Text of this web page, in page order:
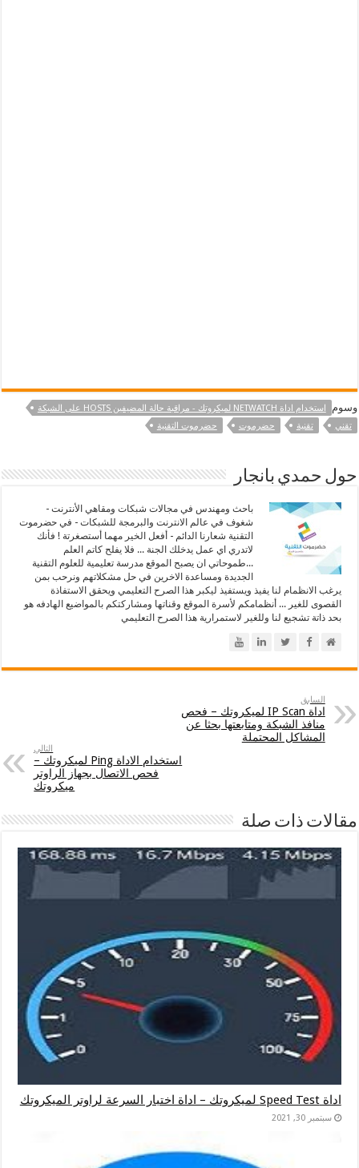
وسوم
استخدام اداة NETWATCH لميكروتك - مراقبة حالة المضيفين HOSTS على الشبكة
تقني
تقنية حضرموت حضرموت التقنية
حول حمدي بانجار
باحث ومهندس في مجالات شبكات ومقاهي الأنترنت -
شغوف في عالم الانترنت والبرمجة للشبكات - في حضرموت
التقنية شعارنا الدائم - أفعل الخير مهما أستصغرتة ! فأنك
لاتدري اي عمل يدخلك الجنة ... فلا يفلح كاتم العلم
...طموحاتي ان يصبح الموقع مدرسة تعليمية للعلوم التقنية
الجديدة ومساعدة الاخرين في حل مشكلاتهم ونرحب بمن
يرغب الانظمام لنا يفيذ ويستفيذ ليكبر هذا الصرح التعليمي ويحقق الاستفاذة
القصوى للغير ... أنظمامكم لأسرة الموقع وقناتها ومشاركتكم بالمواضيع الهادفه هو
بحد ذاتة تشجيع لنا وللغير لاستمرارية هذا الصرح التعليمي
السابق
اداة IP Scan لميكروتك – فحص
منافذ الشبكة ومتابعتها بحثا عن
المشاكل المحتملة
التالي
استخدام الاداة Ping لميكروتك –
فحص الاتصال بجهاز الراوتر
ميكروتك
مقالات ذات صلة
اداة Speed Test لميكروتك – اداة اختبار السرعة لراوتر الميكروتك
سبتمبر 30, 2021